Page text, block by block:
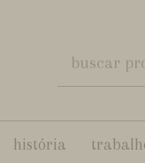
história